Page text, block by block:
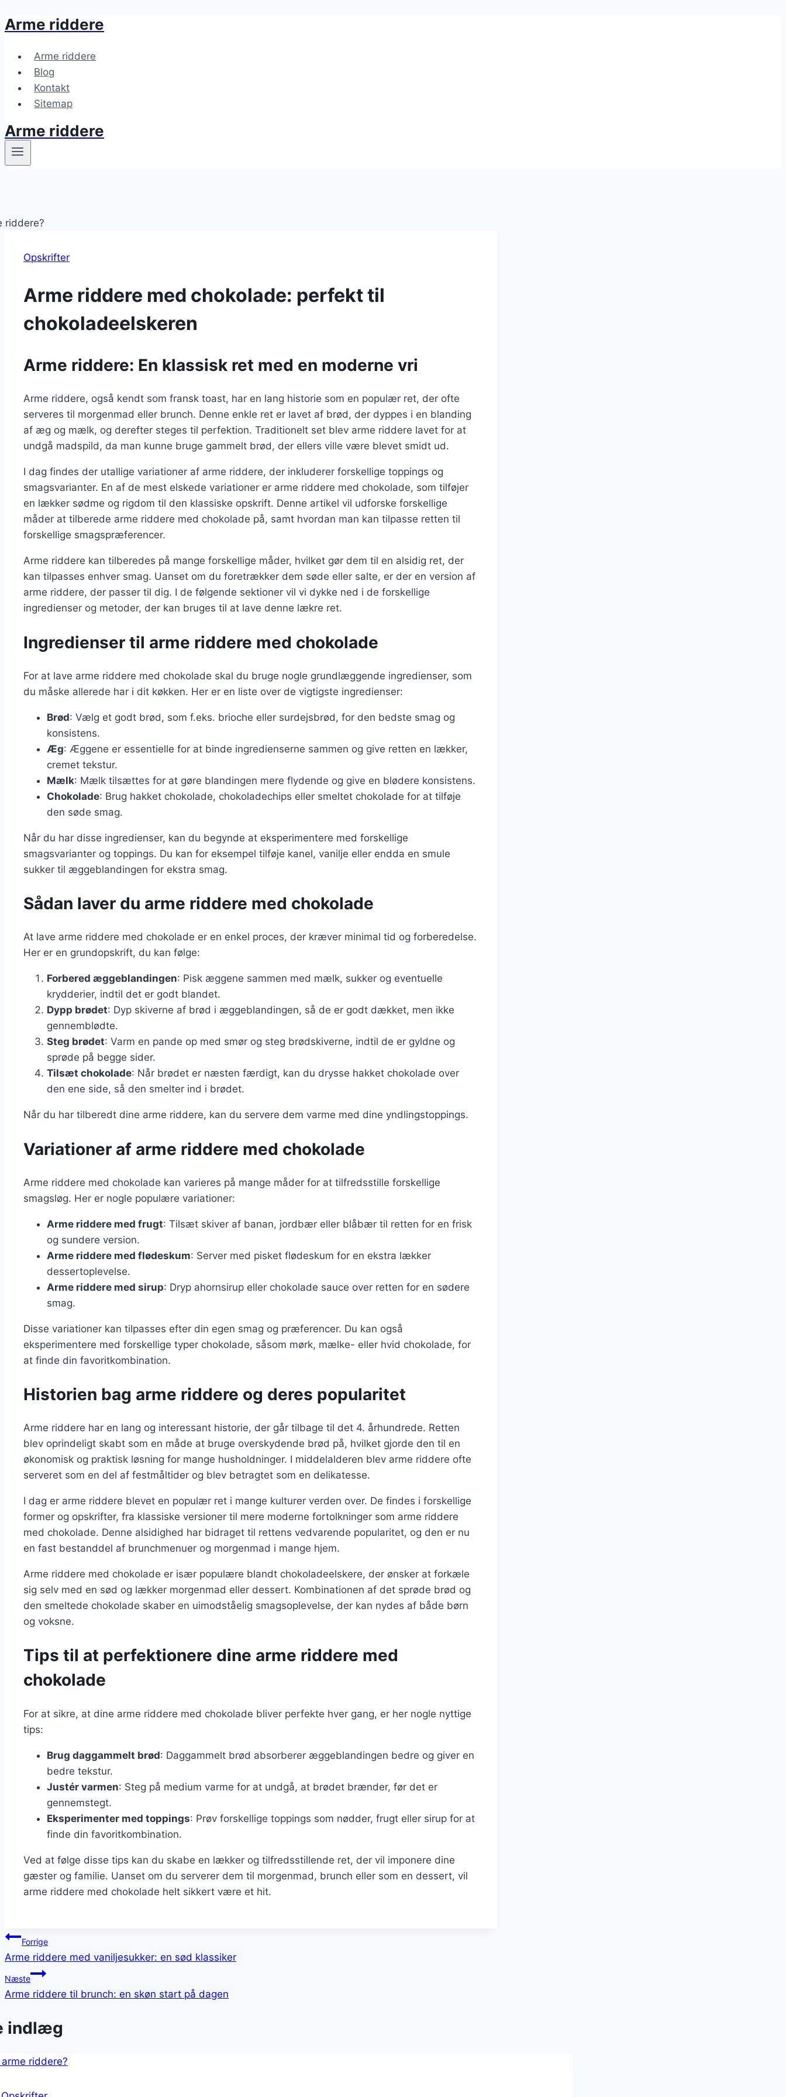
Fortsæt
indhold
Arme riddere
Arme riddere
Blog
Kontakt
Sitemap
Arme riddere
Opskrifter
Arme riddere med chokolade: perfekt til
chokoladeelskeren
Arme riddere: En klassisk ret med en moderne vri
Arme riddere, også kendt som fransk toast, har en lang historie som en populær ret, der ofte
serveres til morgenmad eller brunch. Denne enkle ret er lavet af brød, der dyppes i en blanding
af æg og mælk, og derefter steges til perfektion. Traditionelt set blev arme riddere lavet for at
undgå madspild, da man kunne bruge gammelt brød, der ellers ville være blevet smidt ud.
I dag findes der utallige variationer af arme riddere, der inkluderer forskellige toppings og
smagsvarianter. En af de mest elskede variationer er arme riddere med chokolade, som tilføjer
en lækker sødme og rigdom til den klassiske opskrift. Denne artikel vil udforske forskellige
måder at tilberede arme riddere med chokolade på, samt hvordan man kan tilpasse retten til
forskellige smagspræferencer.
Arme riddere kan tilberedes på mange forskellige måder, hvilket gør dem til en alsidig ret, der
kan tilpasses enhver smag. Uanset om du foretrækker dem søde eller salte, er der en version af
arme riddere, der passer til dig. I de følgende sektioner vil vi dykke ned i de forskellige
ingredienser og metoder, der kan bruges til at lave denne lækre ret.
Ingredienser til arme riddere med chokolade
For at lave arme riddere med chokolade skal du bruge nogle grundlæggende ingredienser, som
du måske allerede har i dit køkken. Her er en liste over de vigtigste ingredienser:
Brød: Vælg et godt brød, som f.eks. brioche eller surdejsbrød, for den bedste smag og
konsistens.
Æg: Æggene er essentielle for at binde ingredienserne sammen og give retten en lækker,
cremet tekstur.
Mælk: Mælk tilsættes for at gøre blandingen mere flydende og give en blødere konsistens.
Chokolade: Brug hakket chokolade, chokoladechips eller smeltet chokolade for at tilføje
den søde smag.
Når du har disse ingredienser, kan du begynde at eksperimentere med forskellige
smagsvarianter og toppings. Du kan for eksempel tilføje kanel, vanilje eller endda en smule
sukker til æggeblandingen for ekstra smag.
Sådan laver du arme riddere med chokolade
At lave arme riddere med chokolade er en enkel proces, der kræver minimal tid og forberedelse.
Her er en grundopskrift, du kan følge:
Forbered æggeblandingen: Pisk æggene sammen med mælk, sukker og eventuelle
krydderier, indtil det er godt blandet.
Dypp brødet: Dyp skiverne af brød i æggeblandingen, så de er godt dækket, men ikke
gennemblødte.
Steg brødet: Varm en pande op med smør og steg brødskiverne, indtil de er gyldne og
sprøde på begge sider.
Tilsæt chokolade: Når brødet er næsten færdigt, kan du drysse hakket chokolade over
den ene side, så den smelter ind i brødet.
Når du har tilberedt dine arme riddere, kan du servere dem varme med dine yndlingstoppings.
Variationer af arme riddere med chokolade
Arme riddere med chokolade kan varieres på mange måder for at tilfredsstille forskellige
smagsløg. Her er nogle populære variationer:
Arme riddere med frugt: Tilsæt skiver af banan, jordbær eller blåbær til retten for en frisk
og sundere version.
Arme riddere med flødeskum: Server med pisket flødeskum for en ekstra lækker
dessertoplevelse.
Arme riddere med sirup: Dryp ahornsirup eller chokolade sauce over retten for en sødere
smag.
Disse variationer kan tilpasses efter din egen smag og præferencer. Du kan også
eksperimentere med forskellige typer chokolade, såsom mørk, mælke- eller hvid chokolade, for
at finde din favoritkombination.
Historien bag arme riddere og deres popularitet
Arme riddere har en lang og interessant historie, der går tilbage til det 4. århundrede. Retten
blev oprindeligt skabt som en måde at bruge overskydende brød på, hvilket gjorde den til en
økonomisk og praktisk løsning for mange husholdninger. I middelalderen blev arme riddere ofte
serveret som en del af festmåltider og blev betragtet som en delikatesse.
I dag er arme riddere blevet en populær ret i mange kulturer verden over. De findes i forskellige
former og opskrifter, fra klassiske versioner til mere moderne fortolkninger som arme riddere
med chokolade. Denne alsidighed har bidraget til rettens vedvarende popularitet, og den er nu
en fast bestanddel af brunchmenuer og morgenmad i mange hjem.
Arme riddere med chokolade er især populære blandt chokoladeelskere, der ønsker at forkæle
sig selv med en sød og lækker morgenmad eller dessert. Kombinationen af det sprøde brød og
den smeltede chokolade skaber en uimodståelig smagsoplevelse, der kan nydes af både børn
og voksne.
Tips til at perfektionere dine arme riddere med
chokolade
For at sikre, at dine arme riddere med chokolade bliver perfekte hver gang, er her nogle nyttige
tips:
Brug daggammelt brød: Daggammelt brød absorberer æggeblandingen bedre og giver en
bedre tekstur.
Justér varmen: Steg på medium varme for at undgå, at brødet brænder, før det er
gennemstegt.
Eksperimenter med toppings: Prøv forskellige toppings som nødder, frugt eller sirup for at
finde din favoritkombination.
Ved at følge disse tips kan du skabe en lækker og tilfredsstillende ret, der vil imponere dine
gæster og familie. Uanset om du serverer dem til morgenmad, brunch eller som en dessert, vil
arme riddere med chokolade helt sikkert være et hit.
Indlægsnavigation
Forrige
Arme riddere med vaniljesukker: en sød klassiker
Næste
Arme riddere til brunch: en skøn start på dagen
indlæg